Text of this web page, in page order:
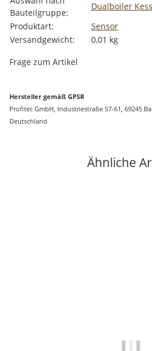
Bauteilgruppe:
Dualboiler
Produktart:
Sensor
Versandgewicht:
0,01 kg
Frage zum Artikel
Hersteller gemäß GPSR
Profitec GmbH, Industriestraße 57-61, 69245
Deutschland
Ähnliche